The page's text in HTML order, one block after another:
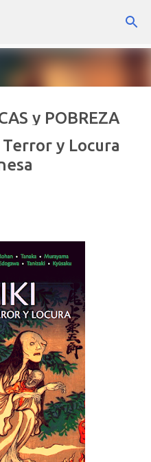
principal
y POBREZA
y Locura